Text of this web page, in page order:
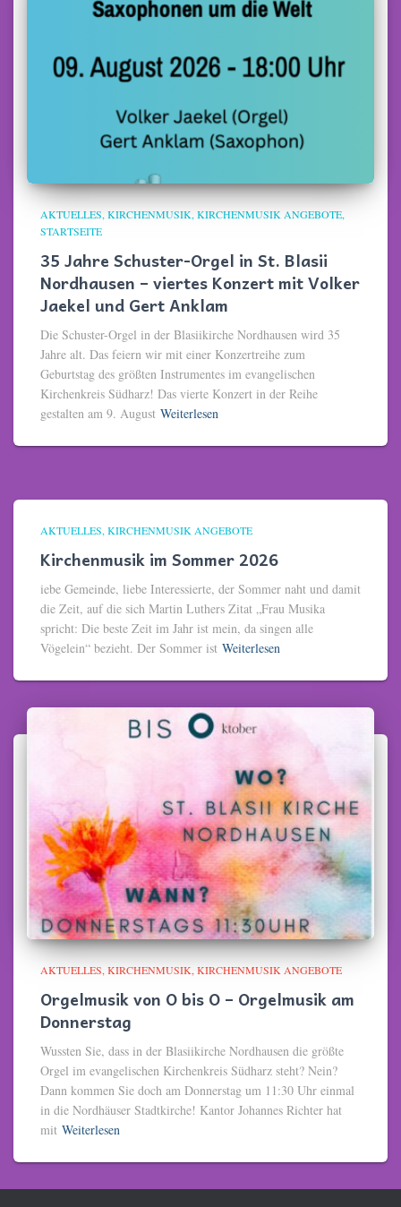
AKTUELLES KIRCHENMUSIK KIRCHENMUSIK ANGEBOTE
STARTSEITE
35 Jahre Schuster-Orgel in St. Blasii
Nordhausen – viertes Konzert mit Volker
Jaekel und Gert Anklam
Die Schuster-Orgel in der Blasiikirche Nordhausen wird 35
Jahre alt. Das feiern wir mit einer Konzertreihe zum
Geburtstag des größten Instrumentes im evangelischen
Kirchenkreis Südharz! Das vierte Konzert in der Reihe
gestalten am 9. August Weiterlesen
AKTUELLES KIRCHENMUSIK ANGEBOTE
Kirchenmusik im Sommer 2026
iebe Gemeinde, liebe Interessierte, der Sommer naht und damit
die Zeit, auf die sich Martin Luthers Zitat „Frau Musika
spricht: Die beste Zeit im Jahr ist mein, da singen alle
Vögelein“ bezieht. Der Sommer ist Weiterlesen
AKTUELLES KIRCHENMUSIK KIRCHENMUSIK ANGEBOTE
Orgelmusik von O bis O – Orgelmusik am
Donnerstag
Wussten Sie, dass in der Blasiikirche Nordhausen die größte
Orgel im evangelischen Kirchenkreis Südharz steht? Nein?
Dann kommen Sie doch am Donnerstag um 11:30 Uhr einmal
in die Nordhäuser Stadtkirche! Kantor Johannes Richter hat
mit Weiterlesen